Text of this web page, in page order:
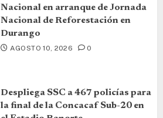
Nacional en arranque de Jornada
Nacional de Reforestación en
Durango
AGOSTO 10, 2026 0
Despliega SSC a 467 policías para
la final de la Concacaf Sub-20 en